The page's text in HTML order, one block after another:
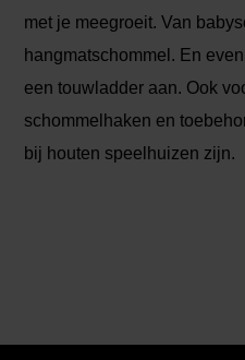
met je meegroeit. Van
hangmatschommel. En
een touwladder aan. Ook
schommelhaken en
bij houten speelhuizen zijn.